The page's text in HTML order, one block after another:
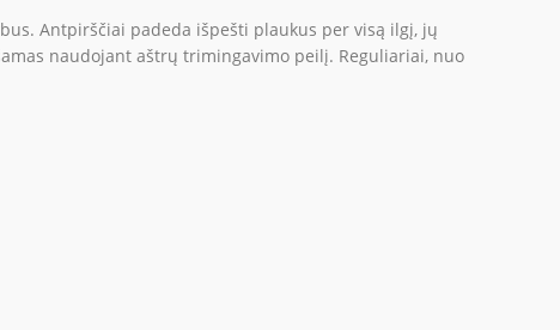
Antpirščiai padeda išpešti plaukus per visą ilgį, jų
naudojant aštrų trimingavimo peilį. Reguliariai, nuo